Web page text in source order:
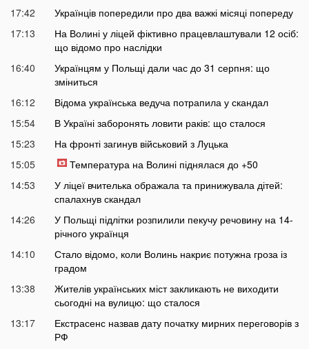
17:42
Українців попередили про два важкі місяці попереду
17:13
На Волині у ліцей фіктивно працевлаштували 12 осіб:
що відомо про наслідки
16:40
Українцям у Польщі дали час до 31 серпня: що
зміниться
16:12
Відома українська ведуча потрапила у скандал
15:54
В Україні заборонять ловити раків: що сталося
15:23
На фронті загинув військовий з Луцька
15:05
Температура на Волині піднялася до +50
14:53
У ліцеї вчителька ображала та принижувала дітей:
спалахнув скандал
14:26
У Польщі підлітки розпилили пекучу речовину на 14-
річного українця
14:10
Стало відомо, коли Волинь накриє потужна гроза із
градом
13:38
Жителів українських міст закликають не виходити
сьогодні на вулицю: що сталося
13:17
Екстрасенс назвав дату початку мирних переговорів з
РФ